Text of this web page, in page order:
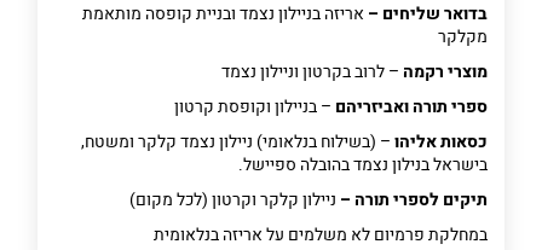
בדואר שליחים – אריזה בניילון נצמד ובניית קופסה מותאמת
מקלקר
מוצרי רקמה – לרוב בקרטון וניילון נצמד
ספרי תורה ואביזריהם – בניילון וקופסת קרטון
כסאות אליהו– (בשילוח בנלאומי) ניילון נצמד קלקר ומשטח,
בישראל בנילון נצמד בהובלה ספיישל.
תיקים לספרי תורה – ניילון קלקר וקרטון (לכל מקום)
במחלקת פרמיוםלא משלמים על אריזה בנלאומית